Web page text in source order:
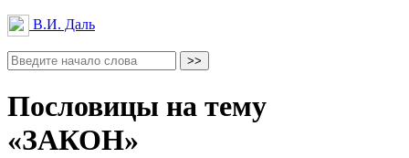
В.И. Даль
Пословицы на тему
«ЗАКОН»